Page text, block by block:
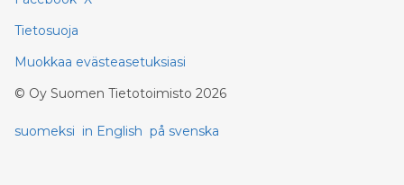
Tietosuoja
Muokkaa evästeasetuksiasi
© Oy Suomen Tietotoimisto 2026
suomeksi in English på svenska